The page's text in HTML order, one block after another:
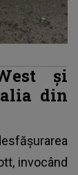
şi
din
invocând